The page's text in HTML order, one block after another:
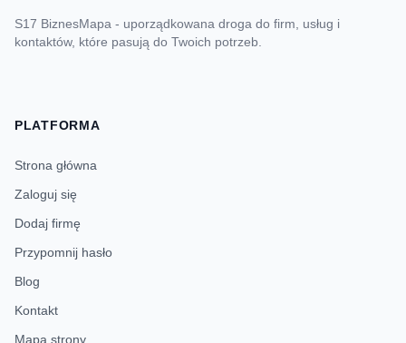
S17 BiznesMapa - uporządkowana droga do firm, usług i
kontaktów, które pasują do Twoich potrzeb.
PLATFORMA
Strona główna
Zaloguj się
Dodaj firmę
Przypomnij hasło
Blog
Kontakt
Mapa strony